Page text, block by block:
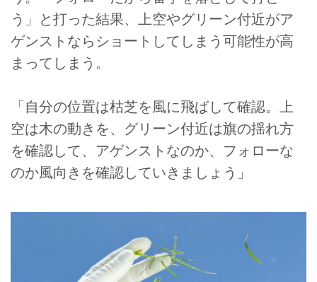
う」と打った結果、上空やグリーン付近がア
ゲンストならショートしてしまう可能性が高
まってしまう。
「自分の位置は枯芝を風に飛ばして確認。上
空は木の動きを、グリーン付近は旗の揺れ方
を確認して、アゲンストなのか、フォローな
のか風向きを確認していきましょう」